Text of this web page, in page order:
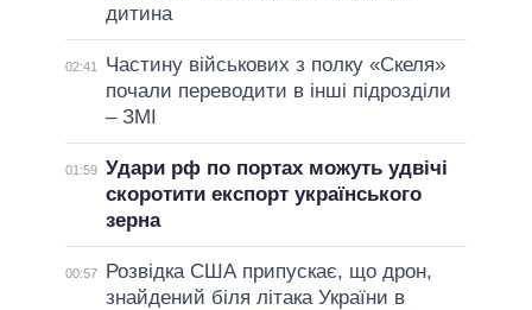
дитина
02:41
Частину військових з полку «Скеля»
почали переводити в інші підрозділи
– ЗМІ
01:59 Удари рф по портах можуть удвічі
скоротити експорт українського
зерна
00:57
Розвідка США припускає, що дрон,
знайдений біля літака України в